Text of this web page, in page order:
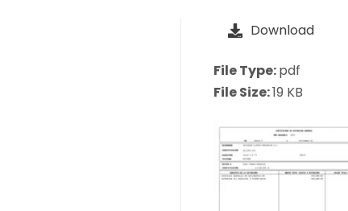
Download
File Type:pdf
File Size:19 KB